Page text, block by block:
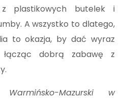
plastikowych butelek i
A wszystko to dlatego,
to okazja, by dać wyraz
łącząc dobrą zabawę z
Mazurski w